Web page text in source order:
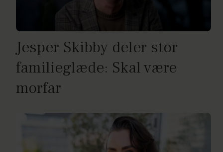
Jesper Skibby deler stor
familieglæde: Skal være
morfar